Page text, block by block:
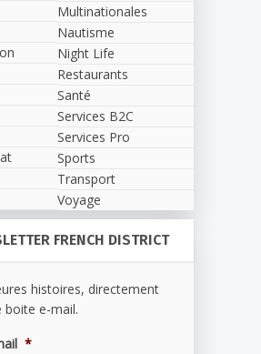
Multinationales
Nautisme
Night Life
Restaurants
Santé
Services B2C
Services Pro
Sports
Transport
Voyage
FRENCH DISTRICT
histoires, directement
boite e-mail.
*